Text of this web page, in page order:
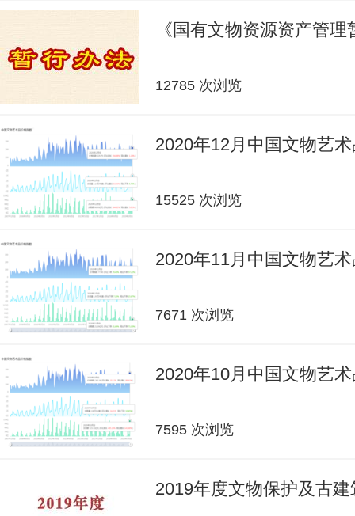
《国有文物资源资产管
12785 次浏览
2020年12月中国文物艺
15525 次浏览
2020年11月中国文物艺
7671 次浏览
2020年10月中国文物艺
7595 次浏览
2019年度文物保护及古